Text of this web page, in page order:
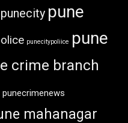
punecity pune
punecitypoliice pune
crime branch
punecrimenews
mahanagar